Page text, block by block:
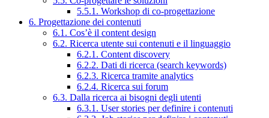
5.5.1. Workshop di co-progettazione
6. Progettazione dei contenuti
6.1. Cos’è il content design
6.2. Ricerca utente sui contenuti e il linguaggio
6.2.1. Content discovery
6.2.2. Dati di ricerca (search keywords)
6.2.3. Ricerca tramite analytics
6.2.4. Ricerca sui forum
6.3. Dalla ricerca ai bisogni degli utenti
6.3.1. User stories per definire i contenuti